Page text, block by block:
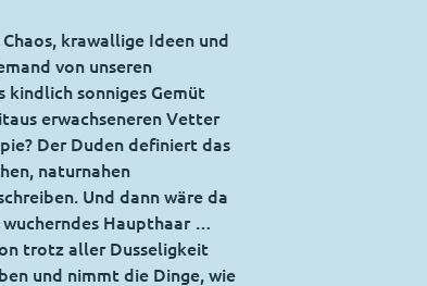
krawallige Ideen und
von unseren
kindlich sonniges Gemüt
erwachseneren Vetter
Der Duden definiert das
naturnahen
Und dann wäre da
Haupthaar …
trotz aller Dusseligkeit
und nimmt die Dinge, wie